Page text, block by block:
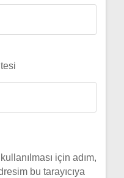
için adım,
bu tarayıcıya